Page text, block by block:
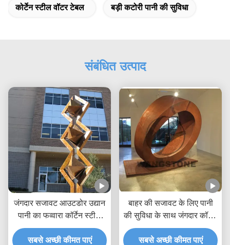
कोर्टेन स्टील वॉटर टेबल बड़ी कटोरी पानी की सुविधा
संबंधित उत्पाद
जंगदार सजावट आउटडोर उद्यान
पानी का फव्वारा कॉर्टेन स्टील
मूर्तिकला
सबसे अच्छी कीमत पाएं
बाहर की सजावट के लिए पानी
की सुविधा के साथ जंगदार कॉर्टेन
स्टील मूर्तिकला फव्वारा
सबसे अच्छी कीमत पाएं